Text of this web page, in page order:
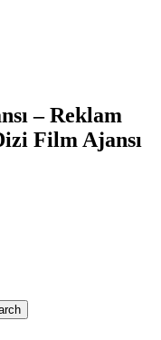
– Reklam
Film Ajansı